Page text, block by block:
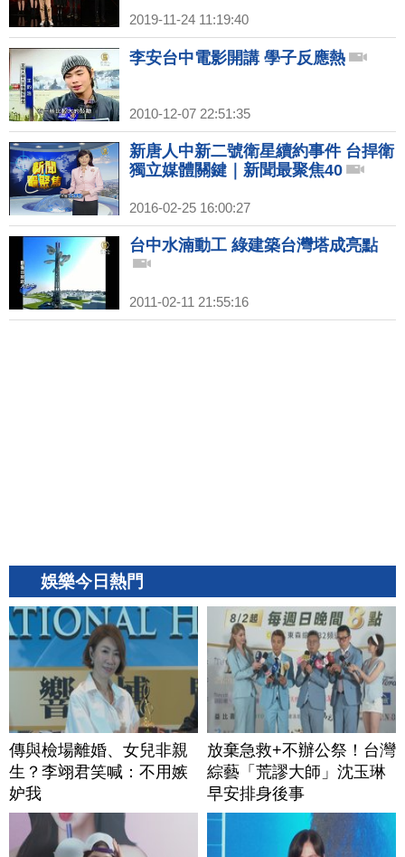
2019-11-24 11:19:40
李安台中電影開講 學子反應熱
2010-12-07 22:51:35
新唐人中新二號衛星續約事件 台捍衛
獨立媒體關鍵｜新聞最聚焦40
2016-02-25 16:00:27
台中水湳動工 綠建築台灣塔成亮點
2011-02-11 21:55:16
娛樂今日熱門
傳與檢場離婚、女兒非親
生？李翊君笑喊：不用嫉
妒我
放棄急救+不辦公祭！台灣
綜藝「荒謬大師」沈玉琳
早安排身後事